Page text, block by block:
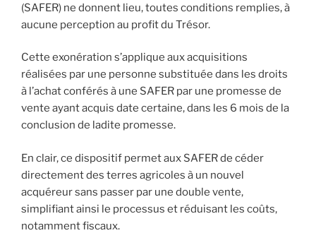
(SAFER) ne donnent lieu, toutes conditions remplies, à
aucune perception au profit du Trésor.
Cette exonération s’applique aux acquisitions
réalisées par une personne substituée dans les droits
à l’achat conférés à une SAFER par une promesse de
vente ayant acquis date certaine, dans les 6 mois de la
conclusion de ladite promesse.
En clair, ce dispositif permet aux SAFER de céder
directement des terres agricoles à un nouvel
acquéreur sans passer par une double vente,
simplifiant ainsi le processus et réduisant les coûts,
notamment fiscaux.